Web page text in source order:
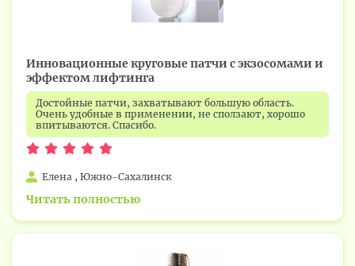
Инновационные круговые патчи с экзосомами и
эффектом лифтинга
Достойные патчи, захватывают большую область.
Очень удобные в применении, не сползают, хорошо
впитываются. Спасибо.
Елена , Южно-Сахалинск
Читать полностью